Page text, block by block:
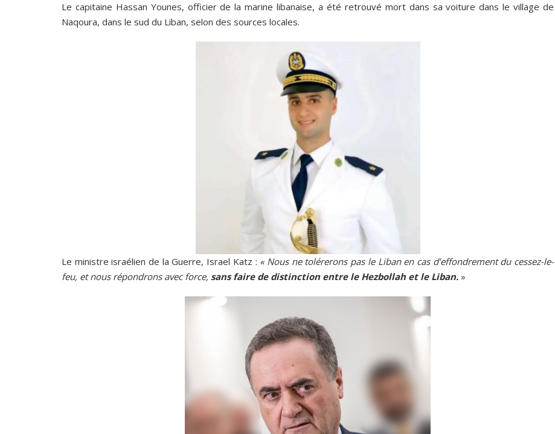
Le capitaine Hassan Younes, officier de la marine libanaise, a été retrouvé mort dans sa voiture dans le village de
Naqoura, dans le sud du Liban, selon des sources locales.
Le ministre israélien de la Guerre, Israel Katz : « Nous ne tolérerons pas le Liban en cas d’effondrement du cessez-le-
feu, et nous répondrons avec force, sans faire de distinction entre le Hezbollah et le Liban. »